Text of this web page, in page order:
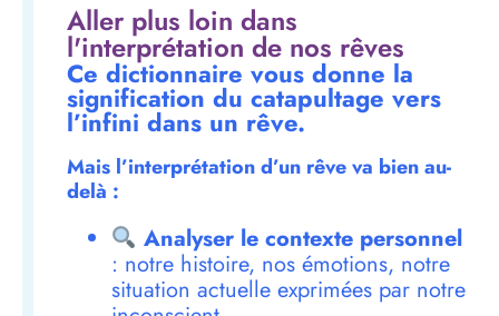
Aller plus loin dans
l'interprétation de nos rêves
Ce dictionnaire vous donne la
signification du catapultage vers
l’infini dans un rêve.
Mais l’interprétation d’un rêve va bien au-
delà :
Analyser le contexte personnel
: notre histoire, nos émotions, notre
situation actuelle exprimées par notre